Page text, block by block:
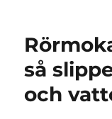
så
och